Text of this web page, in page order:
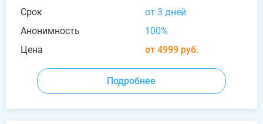
Срок
от 3 дней
Анонимность
100%
Цена
от 4999 руб.
Подробнее